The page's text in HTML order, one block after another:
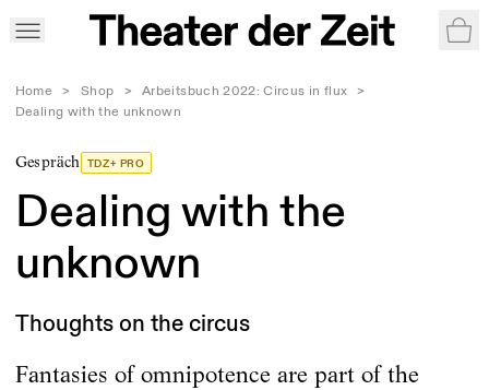
Home > Shop > Arbeitsbuch 2022: Circus in flux
>
Dealing with the unknown
Gespräch TDZ+ PRO
Dealing with the
unknown
Thoughts on the circus
Fantasies of omnipotence are part of the